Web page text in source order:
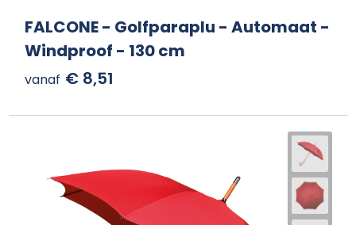
FALCONE - Golfparaplu - Automaat -
Windproof - 130 cm
vanaf € 8,51